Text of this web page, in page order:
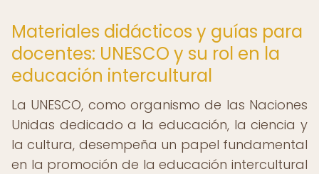
Materiales didácticos y guías para
docentes: UNESCO y su rol en la
educación intercultural
La UNESCO, como organismo de las Naciones
Unidas dedicado a la educación, la ciencia y
la cultura, desempeña un papel fundamental
en la promoción de la educación intercultural